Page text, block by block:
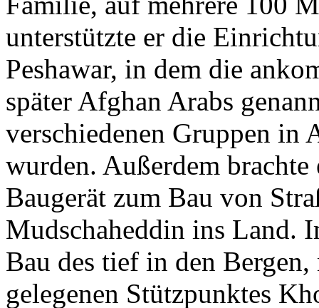
unterstützte er die
Peshawar, in dem die
später Afghan Arabs
verschiedenen Gruppen in
wurden. Außerdem
Baugerät zum Bau von
Mudschaheddin ins Land.
Bau des tief in den
gelegenen Stützpunktes